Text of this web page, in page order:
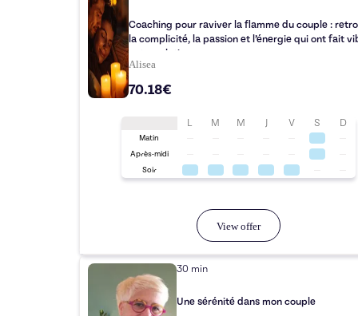
Coaching pour raviver la flamme du couple : retrouvez
la complicité, la passion et l’énergie qui ont fait
votre relation
Alisea
70.18€
L M M J V S D
Matin
Après-midi
Soir
View offer
30 min
Une sérénité dans mon couple